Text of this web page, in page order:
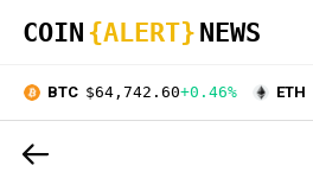
COIN {ALERT} NEWS
BTC $64,742.60+0.46% ETH